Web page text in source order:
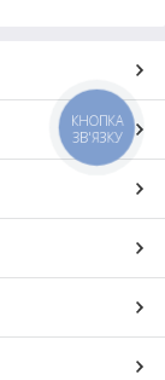
КНОПКА
ЗВ'ЯЗКУ